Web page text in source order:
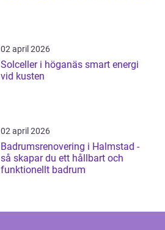
02 april 2026
Solceller i höganäs smart energi
vid kusten
02 april 2026
Badrumsrenovering i Halmstad -
så skapar du ett hållbart och
funktionellt badrum